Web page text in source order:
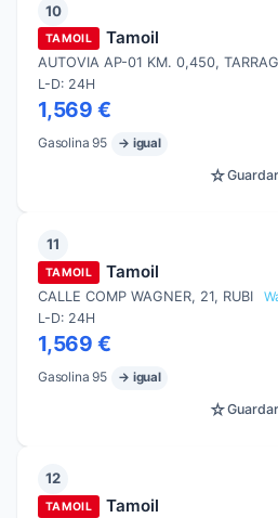
10
TAMOIL Tamoil
AUTOVIA AP-01 KM. 0,450,
L-D: 24H
1,569 €
Gasolina 95 → igual
☆Guardar
11
TAMOIL Tamoil
CALLE COMP WAGNER, 21, RUBI
L-D: 24H
1,569 €
Gasolina 95 → igual
☆Guardar
12
TAMOIL Tamoil